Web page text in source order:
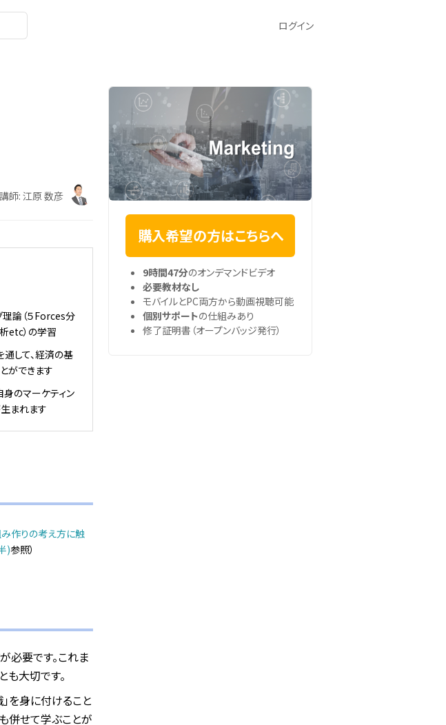
ログイン
講師: 江原 数彦
理論（５Forces分
etc）の学習
して、経済の基
ができます
身のマーケティン
まれます
作りの考え方に触
)参照）
必要です。これま
大切です。
を身に付けること
併せて学ぶことが
購入希望の方はこちらへ
9時間47分のオンデマンドビデオ
必要教材なし
モバイルとPC両方から動画視聴可能
個別サポートの仕組みあり
修了証明書（オープンバッジ発行）